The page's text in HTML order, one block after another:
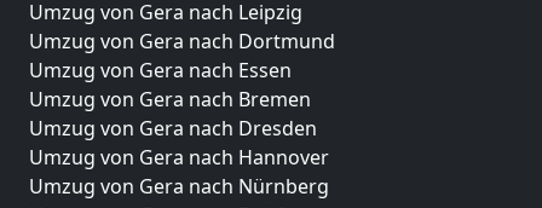
Umzug von Gera nach Leipzig
Umzug von Gera nach Dortmund
Umzug von Gera nach Essen
Umzug von Gera nach Bremen
Umzug von Gera nach Dresden
Umzug von Gera nach Hannover
Umzug von Gera nach Nürnberg